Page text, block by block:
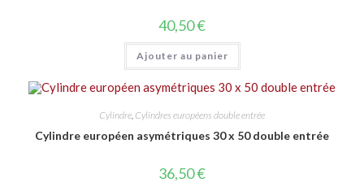
40,50€
Ajouter au panier
Cylindre Cylindres européens double entrée
Cylindre européen asymétriques 30 x 50 double entrée
36,50€